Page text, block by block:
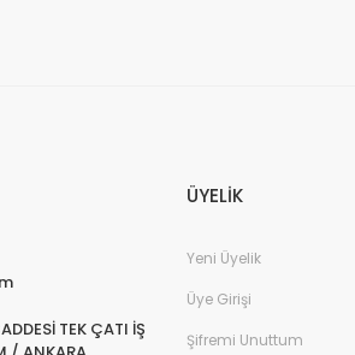
TEK ÇATI İŞ
ÜYELİK
Yeni Üyelik
Üye Girişi
Şifremi Unuttum